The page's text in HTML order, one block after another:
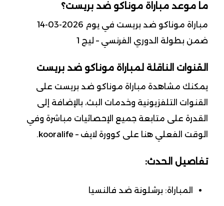
ما موعد مباراة موناكو ضد بريست؟
مباراة موناكو ضد بريست في يوم 2026-03-14
ضمن بطولة الدوري الفرنسي – ليج 1
القنوات الناقلة لمباراة موناكو ضد بريست
يمكنك مشاهدة مباراة موناكو ضد بريست على
القنوات التلفزيونية وخدمات البث، بالإضافة إلى
القدرة على متابعة جميع الإحصائيات مباشرة وفي
الوقت الفعلي هنا على كوورة لايف – kooralife.
تفاصيل الحدث:
المباراة: برشلونة ضد فالنسيا